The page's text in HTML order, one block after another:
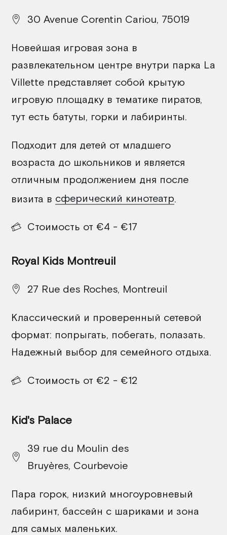
Crazy Park
LevPark
Le Petit Nuage
Val-d'Oise (95)
Seine-et-Marne (77)
Palomano — ролевые игровые
пространства
Gulli Parc
30 Avenue Corentin Cariou, 75019
Новейшая игровая зона в
развлекательном центре внутри парка La
Villette представляет собой крытую
игровую площадку в тематике пиратов,
тут есть батуты, горки и лабиринты.
Подходит для детей от младшего
возраста до школьников и является
отличным продолжением дня после
визита в сферический кинотеатр
Стоимость от €4 - €17
Royal Kids Montreuil
27 Rue des Roches, Montreuil
Классический и проверенный сетевой
формат: попрыгать, побегать, полазать.
Надежный выбор для семейного отдыха.
Стоимость от €2 - €12
Kid's Palace
39 rue du Moulin des
Bruyères, Courbevoie
Пара горок, низкий многоуровневый
лабиринт, бассейн с шариками и зона
для самых маленьких.